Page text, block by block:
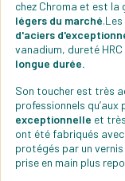
chez Chroma et est la
légers du marché
d'aciers
vanadium, dureté
longue durée.
Son toucher est très
professionnels qu’aux
exceptionnelle et
ont été fabriqués
protégés par un
prise en main plus